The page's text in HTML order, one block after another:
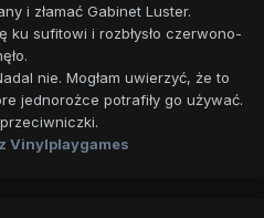
i złamać Gabinet Luster.
ku sufitowi i rozbłysło czerwono-
nie. Mogłam uwierzyć, że to
jednorożce potrafiły go używać.
Vinylplaygames